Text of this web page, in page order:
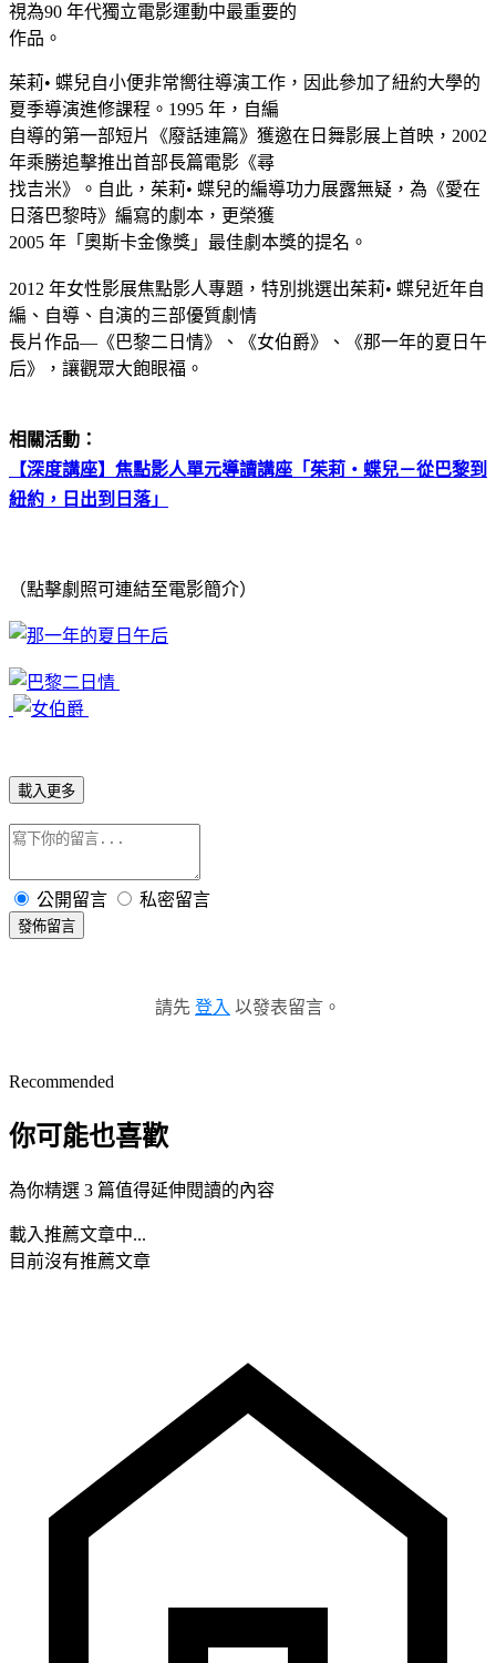
視為90 年代獨立電影運動中最重要的
作品。
茱莉• 蝶兒自小便非常嚮往導演工作，因此參加了紐約大學的
夏季導演進修課程。1995 年，自編
自導的第一部短片《廢話連篇》獲邀在日舞影展上首映，2002
年乘勝追擊推出首部長篇電影《尋
找吉米》。自此，茱莉• 蝶兒的編導功力展露無疑，為《愛在
日落巴黎時》編寫的劇本，更榮獲
2005 年「奧斯卡金像獎」最佳劇本獎的提名。
2012 年女性影展焦點影人專題，特別挑選出茱莉• 蝶兒近年自
編、自導、自演的三部優質劇情
長片作品—《巴黎二日情》、《女伯爵》、《那一年的夏日午
后》，讓觀眾大飽眼福。
相關活動：
【深度講座】焦點影人單元導讀講座「茱莉‧蝶兒－從巴黎到
紐約，日出到日落」
（點擊劇照可連結至電影簡介）
載入更多
公開留言 私密留言
發佈留言
請先 登入 以發表留言。
Recommended
你可能也喜歡
為你精選 3 篇值得延伸閱讀的內容
載入推薦文章中...
目前沒有推薦文章